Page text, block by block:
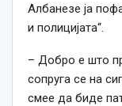
Албанезе ја
и полицијата“.
– Добро е што
сопруга се на
смее да биде